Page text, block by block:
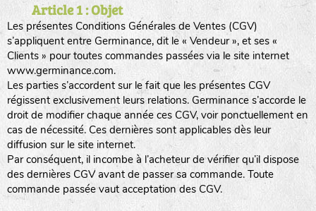
Article 1 : Objet
Les présentes Conditions Générales de Ventes (CGV)
s’appliquent entre Germinance, dit le « Vendeur », et ses «
Clients » pour toutes commandes passées via le site internet
www.germinance.com.
Les parties s’accordent sur le fait que les présentes CGV
régissent exclusivement leurs relations. Germinance s’accorde le
droit de modifier chaque année ces CGV, voir ponctuellement en
cas de nécessité. Ces dernières sont applicables dès leur
diffusion sur le site internet.
Par conséquent, il incombe à l’acheteur de vérifier qu’il dispose
des dernières CGV avant de passer sa commande. Toute
commande passée vaut acceptation des CGV.